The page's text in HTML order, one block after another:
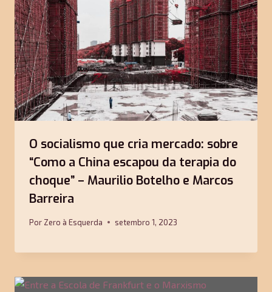
O socialismo que cria mercado: sobre
“Como a China escapou da terapia do
choque” – Maurilio Botelho e Marcos
Barreira
Por Zero à Esquerda setembro 1, 2023